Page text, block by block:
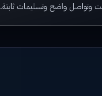
وتواصل واضح وتسليمات ثابتة.